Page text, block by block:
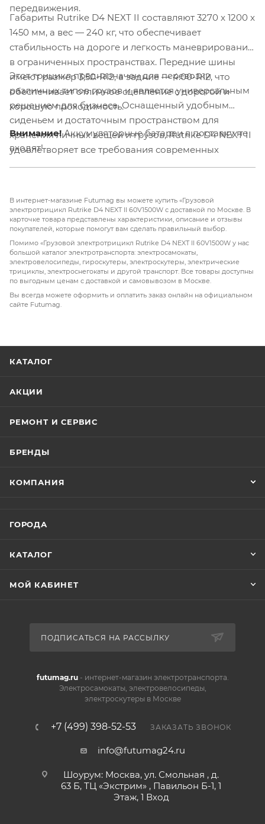
передвижения.
Габариты Rutrike D4 NEXT II составляют 3270 x 1200 x
1450 мм, а вес — 240 кг, что обеспечивает
стабильность на дороге и легкость маневрирования
в ограниченных пространствах. Передние шины
имеют размер 3,50-R12, а задние — 4.00-R12, что
обеспечивает отличное сцепление с дорогой и
хорошую проходимость.
Этот трицикл предназначен для перевозки
различных типов грузов и является универсальным
решением для бизнеса. Оснащенный удобным
сиденьем и достаточным пространством для
хранения личных вещей и грузов, Rutrike D4 NEXT II
удовлетворяет все требования современных
Внимание!Аккумуляторные батареи в поставку не
входят!
В интернет-магазине Futumag вы можете купить «Грузовой
электротрицикл Rutrike D4 NEXT II 60V1500W с доставкой по Москве. В
карточке товара представлены характеристики, описание и отзывы
покупателей, которые помогут вам сделать правильный выбор.
Помимо «Грузовой электротрицикл Rutrike D4 NEXT II 60V1500W у нас
большой каталог электротранспорта: электросамокаты,
электровелосипеды, гироскутеры, электроскутеры, электрические
трициклы, электроснегокаты и другой транспорт. Все товары доступны
по выгодным ценам с доставкой и самовывозом в Москве.
Вы всегда можете оформить и оплатить заказ онлайн на официальном
сайте Futumag.
КАТАЛОГ
АКЦИИ
РЕМОНТ И СЕРВИС
БРЕНДЫ
КОМПАНИЯ
ГОРОДА
КАТАЛОГ
МОЙ КАБИНЕТ
ПОДПИСАТЬСЯ НА РАССЫЛКУ
futumag.ru- интернет-магазин электротранспорта.
Электросамокаты, электровелосипеды,
электроскутеры в Москве
+7 (499) 398-52-53 ЗАКАЗАТЬ ЗВОНОК
info@futumag24.ru
Шоурум: Москва, ул. Смольная , д.
63 Б, ТЦ «Экстрим» , Павильон Б-1, 1
Этаж, 1 Вход